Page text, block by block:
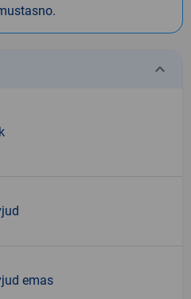
keyboard_arrow_down
emas